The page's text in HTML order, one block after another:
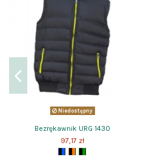
Niedostępny
Bezrękawnik URG 1430
97,17 zł